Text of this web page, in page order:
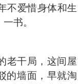
不爱惜身体和生
书。
老干局，这间屋
的墙面，早就淘